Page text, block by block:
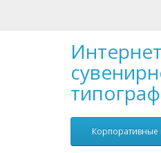
Корпоративные